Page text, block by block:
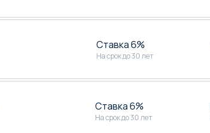
Ставка 6%
На срок до 30 лет
Ставка 6%
На срок до 30 лет